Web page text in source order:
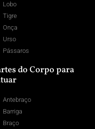
Lobo
Tigre
Onça
Urso
Pássaros
do Corpo para
Antebraço
Barriga
Braço